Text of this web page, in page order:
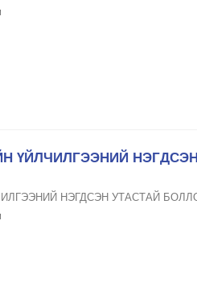
ҮЙЛЧИЛГЭЭНИЙ НЭГДСЭН
НЭГДСЭН УТАСТАЙ